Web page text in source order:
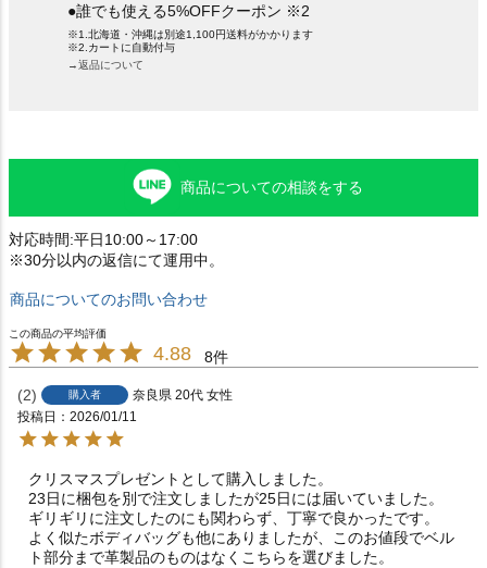
●誰でも使える5%OFFクーポン ※2
※1.北海道・沖縄は別途1,100円送料がかかります
※2.カートに自動付与
→返品について
商品についての相談をする
対応時間:平日10:00～17:00
※30分以内の返信にて運用中。
商品についてのお問い合わせ
4.88 8
2 購入者 奈良県 20代 女性
投稿日
2026/01/11
クリスマスプレゼントとして購入しました。
23日に梱包を別で注文しましたが25日には届いていました。
ギリギリに注文したのにも関わらず、丁寧で良かったです。
よく似たボディバッグも他にありましたが、このお値段でベル
ト部分まで革製品のものはなくこちらを選びました。